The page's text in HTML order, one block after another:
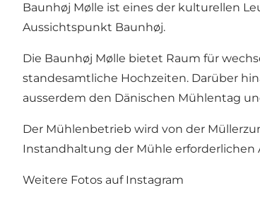
Baunhøj Mølle ist eines der kulturellen
Aussichtspunkt Baunhøj.
Die Baunhøj Mølle bietet Raum für
standesamtliche Hochzeiten. Darüber
ausserdem den Dänischen Mühlentag
Der Mühlenbetrieb wird von der
Instandhaltung der Mühle
Weitere Fotos auf Instagram